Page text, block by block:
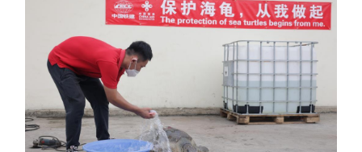
科创 量子 体育
文化 书画 健康 军事
访谈 图片 政务
法律 中央文件 金融 汽车